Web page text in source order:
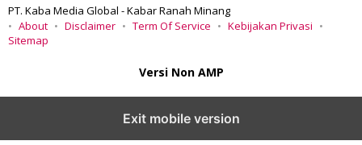
PT. Kaba Media Global - Kabar Ranah Minang
About
Disclaimer Term Of Service
Kebijakan Privasi
Sitemap
Versi Non AMP
Exit mobile version